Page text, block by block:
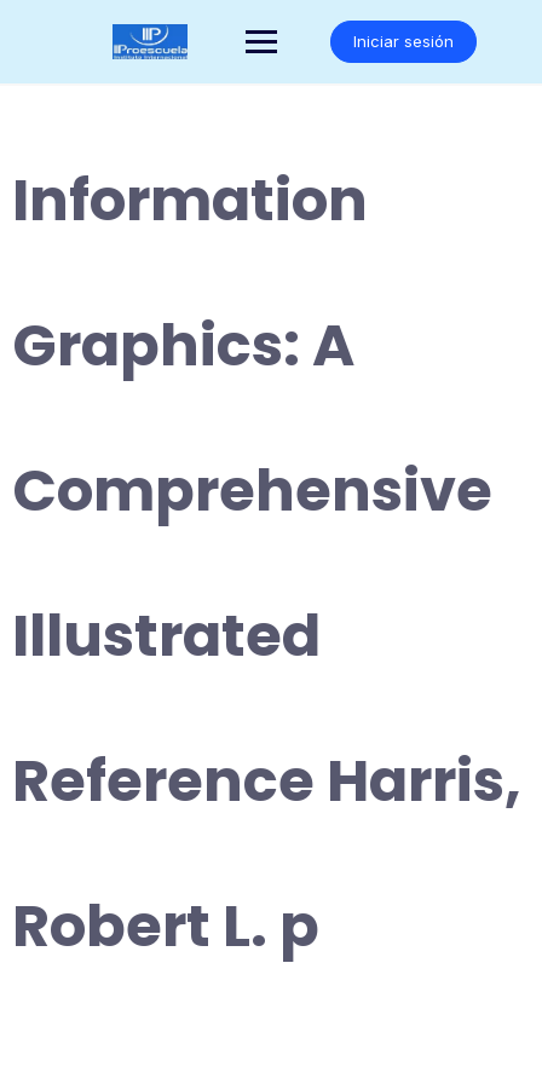
Iniciar sesión
Information
Graphics: A
Comprehensive
Illustrated
Reference Harris,
Robert L. p